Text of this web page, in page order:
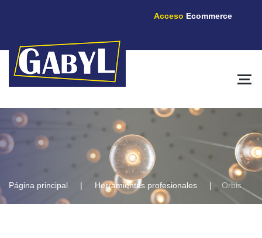
Página principal Herramientas profesionales Orbis
Acceso Ecommerce